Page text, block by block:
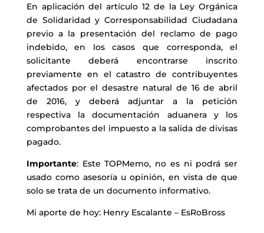
En aplicación del artículo 12 de la Ley Orgánica
de Solidaridad y Corresponsabilidad Ciudadana
previo a la presentación del reclamo de pago
indebido, en los casos que corresponda, el
solicitante deberá encontrarse inscrito
previamente en el catastro de contribuyentes
afectados por el desastre natural de 16 de abril
de 2016, y deberá adjuntar a la petición
respectiva la documentación aduanera y los
comprobantes del impuesto a la salida de divisas
pagado.
Importante: Este TOPMemo, no es ni podrá ser
usado como asesoría u opinión, en vista de que
solo se trata de un documento informativo.
Mi aporte de hoy: Henry Escalante – EsRoBross